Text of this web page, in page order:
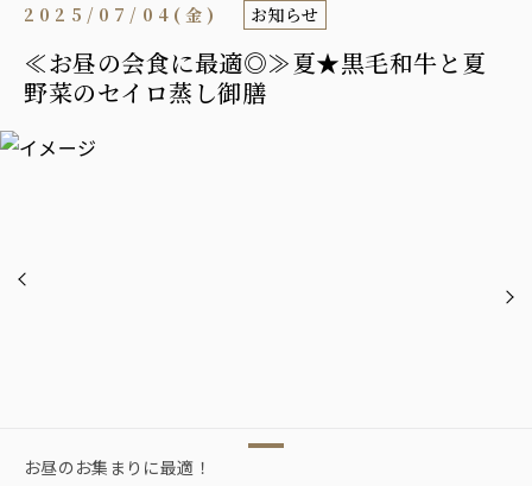
≪お昼の会食に最適◎≫夏★黒毛和牛と夏
野菜のセイロ蒸し御膳
2025/07/04(金) お知らせ
お昼のお集まりに最適！